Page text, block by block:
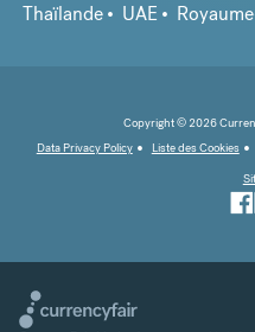
Thaïlande
UAE
Copyright © 2026
Data Privacy Policy
Liste des Cookies